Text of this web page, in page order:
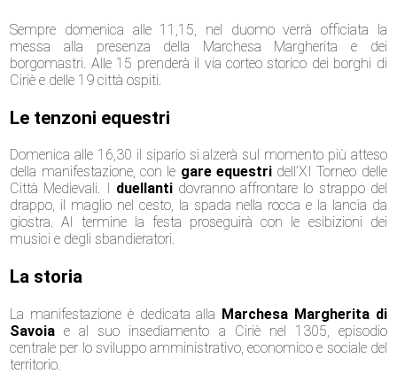
Sempre domenica alle 11,15, nel duomo verrà officiata la
messa alla presenza della Marchesa Margherita e dei
borgomastri. Alle 15 prenderà il via corteo storico dei borghi di
Ciriè e delle 19 città ospiti.
Le tenzoni equestri
Domenica alle 16,30 il sipario si alzerà sul momento più atteso
della manifestazione, con le gare equestridell’XI Torneo delle
Città Medievali. I duellantidovranno affrontare lo strappo del
drappo, il maglio nel cesto, la spada nella rocca e la lancia da
giostra. Al termine la festa proseguirà con le esibizioni dei
musici e degli sbandieratori.
La storia
La manifestazione è dedicata alla Marchesa Margherita di
Savoia e al suo insediamento a Ciriè nel 1305, episodio
centrale per lo sviluppo amministrativo, economico e sociale del
territorio.